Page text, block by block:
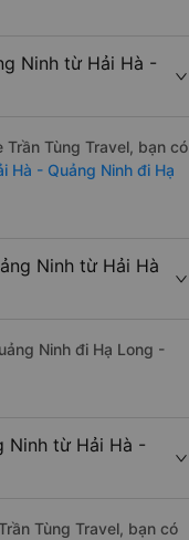
Ninh từ Hải Hà -
Tùng Travel, bạn có
Hà - Quảng Ninh đi Hạ
Ninh từ Hải Hà
Ninh đi Hạ Long -
Ninh từ Hải Hà -
Tùng Travel, bạn có